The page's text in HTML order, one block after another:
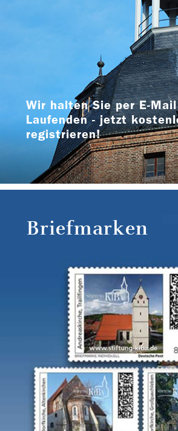
Wir halten Sie per E-
Laufenden - jetzt
registrieren!
Briefmarken